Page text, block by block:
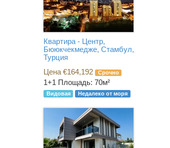
Квартира - Центр,
Бююкчекмедже, Стамбул,
Турция
Цена €164,192
Срочно
1+1 Площадь: 70м²
Видовая Недалеко от моря